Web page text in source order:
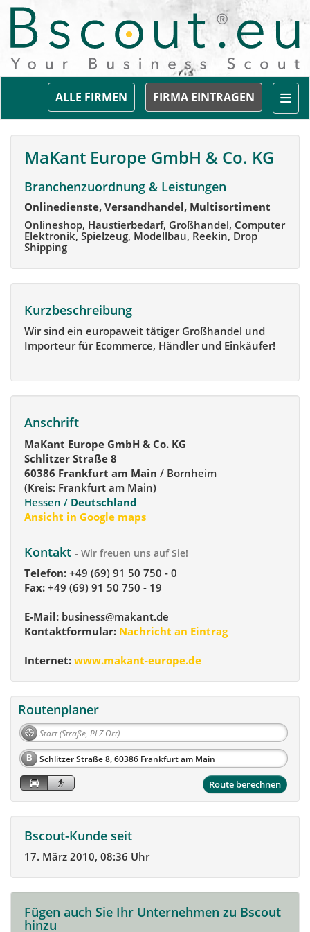
FIRMA EINTRAGEN
ALLE FIRMEN
MaKant Europe GmbH & Co. KG
Branchenzuordnung & Leistungen
Onlinedienste, Versandhandel, Multisortiment
Onlineshop, Haustierbedarf, Großhandel, Computer
Elektronik, Spielzeug, Modellbau, Reekin, Drop
Shipping
Kurzbeschreibung
Wir sind ein europaweit tätiger Großhandel und
Importeur für Ecommerce, Händler und Einkäufer!
Anschrift
MaKant Europe GmbH & Co. KG
Schlitzer Straße 8
60386 Frankfurt am Main / Bornheim
(Kreis: Frankfurt am Main)
Hessen / Deutschland
Ansicht in Google maps
Kontakt - Wir freuen uns auf Sie!
Telefon: +49 (69) 91 50 750 - 0
Fax: +49 (69) 91 50 750 - 19
E-Mail: business@makant.de
Kontaktformular: Nachricht an Eintrag
Internet: www.makant-europe.de
Routenplaner
B
Route berechnen
Bscout-Kunde seit
17. März 2010, 08:36 Uhr
Fügen auch Sie Ihr Unternehmen zu Bscout
hinzu